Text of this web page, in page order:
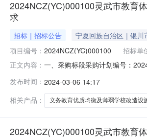
2024NCZ(YC)000100灵武市教育
求
招标｜招标公告 宁夏回族自治区｜银川
项目编号： 2024NCZ(YC)000100 招标单
正文内容： 一、采购标段采购计划编号：
格采购项目：否任何供应商、单
购需求内容的监督，采购人
发布时间： 2024-03-06 14:17
相关产品：
义务教育优质均衡及薄弱学校改造设
2024NCZ(YC)000100灵武市教育